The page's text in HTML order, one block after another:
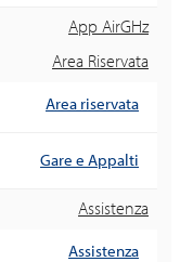
App AirGHz
Area Riservata
Area riservata
Gare e Appalti
Assistenza
Assistenza